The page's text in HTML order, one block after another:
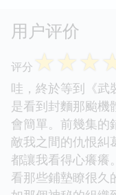
用户评价
评分 ☆☆☆
哇，終於等到《武
是看到封麵那颱機
會簡單。前幾集的
敵我之間的仇恨糾
都讓我看得心癢癢
看那些鋪墊瞭很久